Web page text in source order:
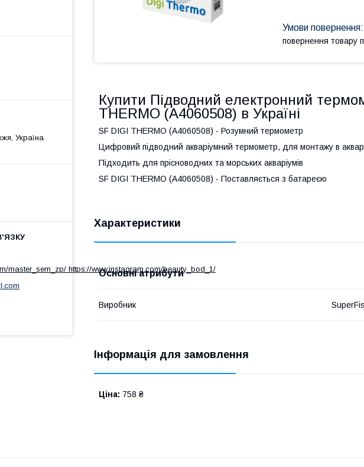
повернення товару
Купити Підводний електронний
THERMO (A4060508) в Україні
SF DIGI THERMO (A4060508) - Розумний термометр
Цифровий підводний акваріумний термометр, для монтажу в
Підходить для прісноводних та морських акваріумів
SF DIGI THERMO (A4060508) - Поставляється з батареєю
Характеристики
Основні атрибути
Виробник
Інформація для замовлення
Ціна: 758 ₴
Україна
master_sem_zp/ https://www.instagram.com/beauty_bod_1/